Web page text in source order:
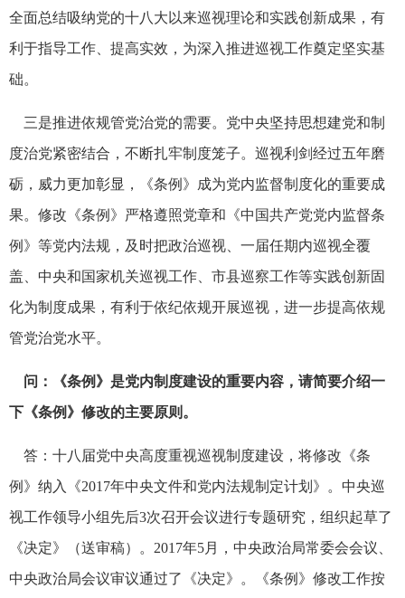
全面总结吸纳党的十八大以来巡视理论和实践创新成果，有
利于指导工作、提高实效，为深入推进巡视工作奠定坚实基
础。
三是推进依规管党治党的需要。党中央坚持思想建党和制
度治党紧密结合，不断扎牢制度笼子。巡视利剑经过五年磨
砺，威力更加彰显，《条例》成为党内监督制度化的重要成
果。修改《条例》严格遵照党章和《中国共产党党内监督条
例》等党内法规，及时把政治巡视、一届任期内巡视全覆
盖、中央和国家机关巡视工作、市县巡察工作等实践创新固
化为制度成果，有利于依纪依规开展巡视，进一步提高依规
管党治党水平。
问：《条例》是党内制度建设的重要内容，请简要介绍一
下《条例》修改的主要原则。
答：十八届党中央高度重视巡视制度建设，将修改《条
例》纳入《2017年中央文件和党内法规制定计划》。中央巡
视工作领导小组先后3次召开会议进行专题研究，组织起草了
《决定》（送审稿）。2017年5月，中央政治局常委会会议、
中央政治局会议审议通过了《决定》。《条例》修改工作按